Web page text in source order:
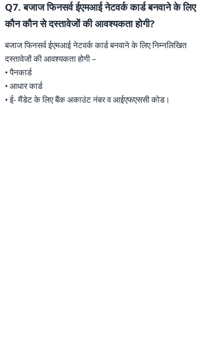
Q7. बजाज फिनसर्व ईएमआई नेटवर्क कार्ड बनवाने के लिए
कौन कौन से दस्तावेजों की आवश्यकता होगी?
बजाज फिनसर्व ईएमआई नेटवर्क कार्ड बनवाने के लिए निम्नलिखित
दस्तावेजों की आवश्यकता होगी –
• पैनकार्ड
• आधार कार्ड
• ई- मैंडेट के लिए बैंक अकाउंट नंबर व आईएफएससी कोड।